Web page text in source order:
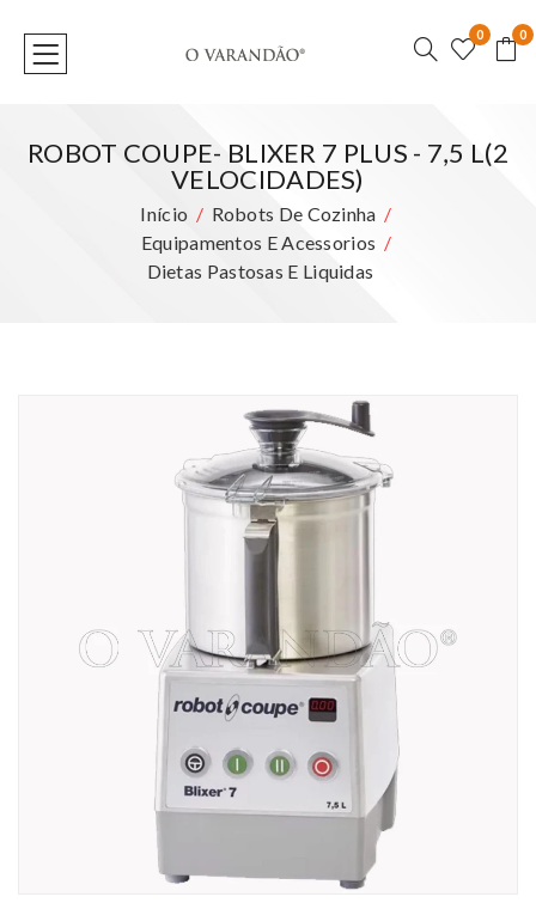
0 0
ROBOT COUPE- BLIXER 7 PLUS - 7,5 L(2
VELOCIDADES)
Início
Robots De Cozinha
Equipamentos E Acessorios
Dietas Pastosas E Liquidas